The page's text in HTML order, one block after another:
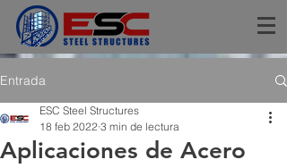
Entrada
Aplicaciones de Acero
ESC Steel Structures
18 feb 2022 3 min de lectura